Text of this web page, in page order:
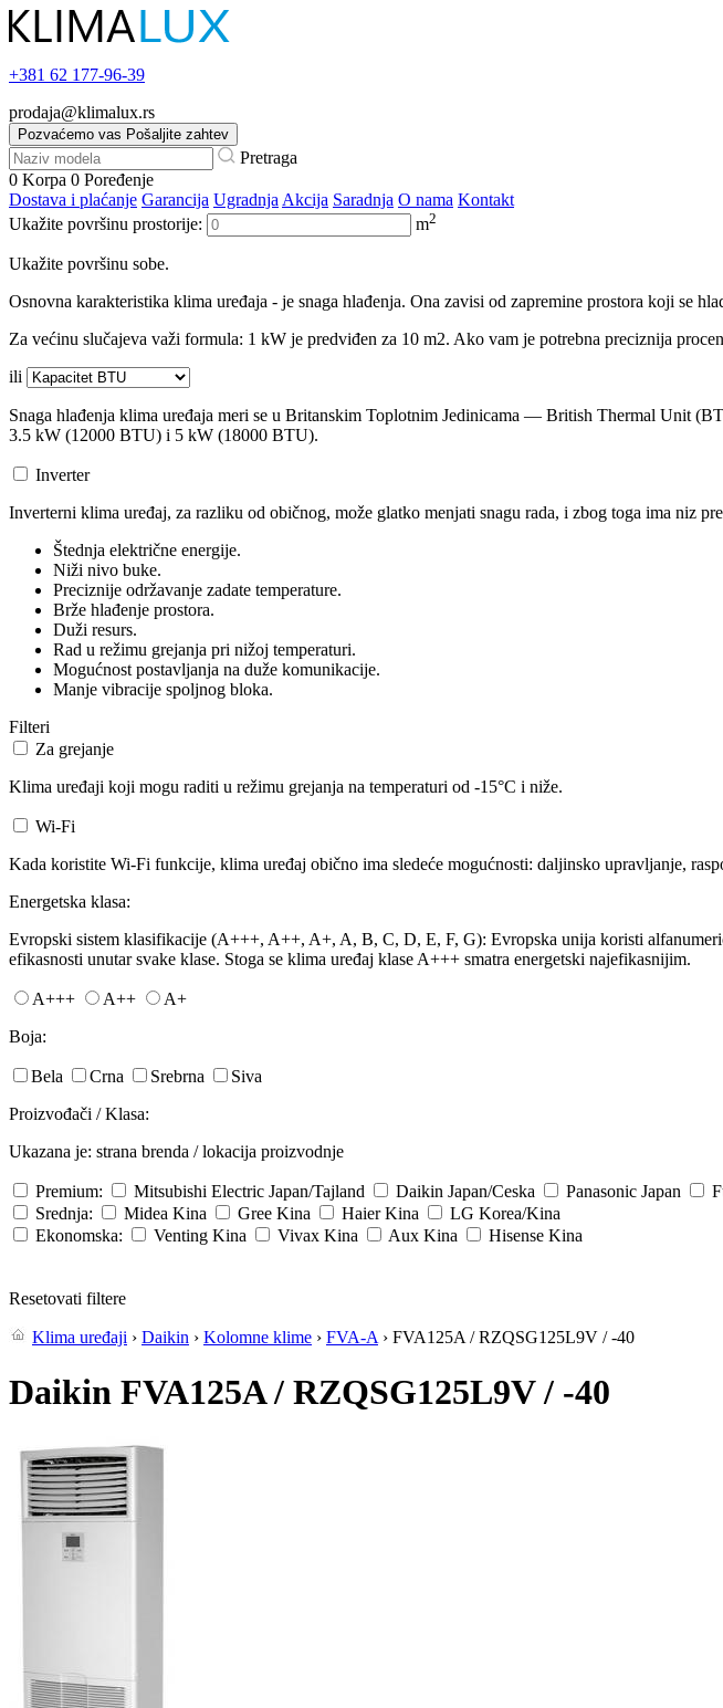
+381 62 177-96-39
prodaja@klimalux.rs
Pozvaćemo vas Pošaljite zahtev
Pretraga
0 Korpa 0 Poređenje
Dostava i plaćanje Garancija Ugradnja Akcija Saradnja O nama Kontakt
Ukažite površinu prostorije:
m2
Ukažite površinu sobe.
Osnovna karakteristika klima uređaja - je snaga hlađenja. Ona zavisi od zapremine prostora koji se
Za većinu slučajeva važi formula: 1 kW je predviđen za 10 m2. Ako vam je potrebna preciznija
ili
Snaga hlađenja klima uređaja meri se u Britanskim Toplotnim Jedinicama — British Thermal Unit
3.5 kW (12000 BTU) i 5 kW (18000 BTU).
Inverter
Inverterni klima uređaj, za razliku od običnog, može glatko menjati snagu rada, i zbog toga ima niz
Štednja električne energije.
Niži nivo buke.
Preciznije održavanje zadate temperature.
Brže hlađenje prostora.
Duži resurs.
Rad u režimu grejanja pri nižoj temperaturi.
Mogućnost postavljanja na duže komunikacije.
Manje vibracije spoljnog bloka.
Filteri
Za grejanje
Klima uređaji koji mogu raditi u režimu grejanja na temperaturi od -15°C i niže.
Wi-Fi
Kada koristite Wi-Fi funkcije, klima uređaj obično ima sledeće mogućnosti: daljinsko upravljanje,
Energetska klasa:
Evropski sistem klasifikacije (A+++, A++, A+, A, B, C, D, E, F, G): Evropska unija koristi
efikasnosti unutar svake klase. Stoga se klima uređaj klase A+++ smatra energetski najefikasnijim.
A+++ A++
A+
Boja:
Bela Crna Srebrna
Siva
Proizvođači / Klasa:
Ukazana je: strana brenda / lokacija proizvodnje
Premium: Mitsubishi Electric Japan/Tajland Daikin Japan/Ceska Panasonic Japan
Srednja:
Midea Kina Gree Kina Haier Kina LG Korea/Kina
Ekonomska:
Venting Kina Vivax Kina Aux Kina Hisense Kina
Resetovati filtere
Klima uređaji › Daikin › Kolomne klime › FVA-A › FVA125A / RZQSG125L9V / -40
Daikin FVA125A / RZQSG125L9V / -40